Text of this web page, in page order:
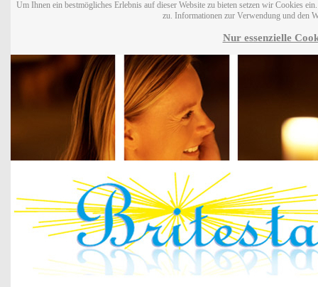
Um Ihnen ein bestmögliches Erlebnis auf dieser Website zu bieten setzen wir Cookies
zu. Informationen zur Verwendung und den
Nur essenzielle